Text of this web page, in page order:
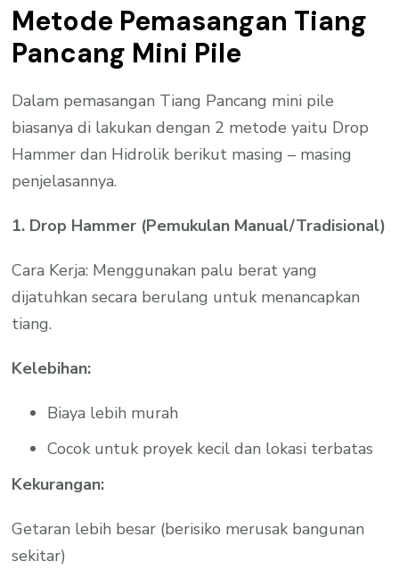
Metode Pemasangan Tiang
Pancang Mini Pile
Dalam pemasangan Tiang Pancang mini pile
biasanya di lakukan dengan 2 metode yaitu Drop
Hammer dan Hidrolik berikut masing – masing
penjelasannya.
1. Drop Hammer (Pemukulan Manual/Tradisional)
Cara Kerja: Menggunakan palu berat yang
dijatuhkan secara berulang untuk menancapkan
tiang.
Kelebihan:
Biaya lebih murah
Cocok untuk proyek kecil dan lokasi terbatas
Kekurangan:
Getaran lebih besar (berisiko merusak bangunan
sekitar)